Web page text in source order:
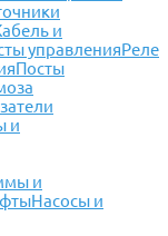
и
управленияРеле
Посты
и
и
Насосы и